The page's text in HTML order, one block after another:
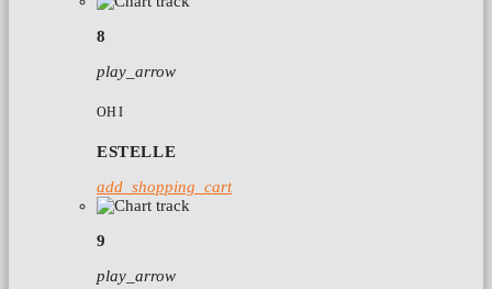
8
play_arrow
OH I
ESTELLE
add_shopping_cart
9
play_arrow